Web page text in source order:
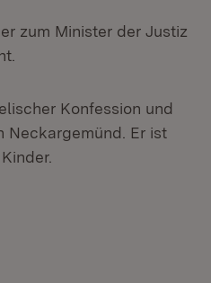
zum Minister der Justiz
Konfession und
Neckargemünd. Er ist